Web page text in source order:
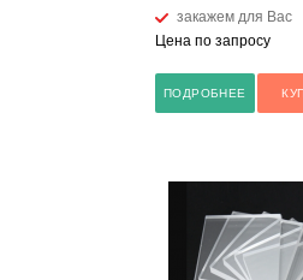
закажем для Вас
Цена по запросу
ПОДРОБНЕЕ